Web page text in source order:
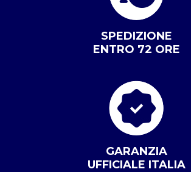
SPEDIZIONE
ENTRO 72 ORE
GARANZIA
UFFICIALE ITALIA